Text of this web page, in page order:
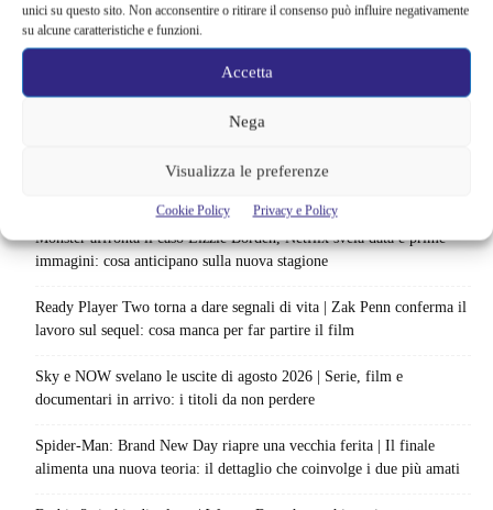
unici su questo sito. Non acconsentire o ritirare il consenso può influire negativamente
su alcune caratteristiche e funzioni.
Accetta
Nega
Visualizza le preferenze
Cookie Policy Privacy e Policy
Monster affronta il caso Lizzie Borden, Netflix svela data e prime
immagini: cosa anticipano sulla nuova stagione
Ready Player Two torna a dare segnali di vita | Zak Penn conferma il
lavoro sul sequel: cosa manca per far partire il film
Sky e NOW svelano le uscite di agosto 2026 | Serie, film e
documentari in arrivo: i titoli da non perdere
Spider-Man: Brand New Day riapre una vecchia ferita | Il finale
alimenta una nuova teoria: il dettaglio che coinvolge i due più amati